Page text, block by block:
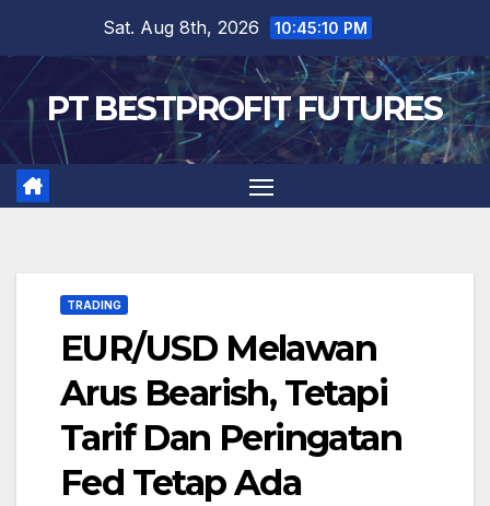
content
Sat. Aug 8th, 2026 10:45:11 PM
PT BESTPROFIT FUTURES
TRADING
EUR/USD Melawan
Arus Bearish, Tetapi
Tarif Dan Peringatan
Fed Tetap Ada